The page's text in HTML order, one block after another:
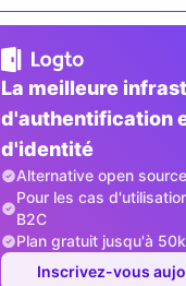
La meilleure
d'authentification
d'identité
Alternative open
Pour les cas
B2C
Plan gratuit jusqu'à
Inscrivez-vous